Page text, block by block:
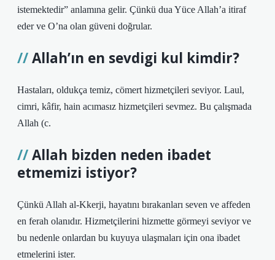
istemektedir” anlamına gelir. Çünkü dua Yüce Allah’a itiraf
eder ve O’na olan güveni doğrular.
Allah’ın en sevdigi kul kimdir?
Hastaları, oldukça temiz, cömert hizmetçileri seviyor. Laul,
cimri, kâfir, hain acımasız hizmetçileri sevmez. Bu çalışmada
Allah (c.
Allah bizden neden ibadet
etmemizi istiyor?
Çünkü Allah al-Kkerji, hayatını bırakanları seven ve affeden
en ferah olanıdır. Hizmetçilerini hizmette görmeyi seviyor ve
bu nedenle onlardan bu kuyuya ulaşmaları için ona ibadet
etmelerini ister.